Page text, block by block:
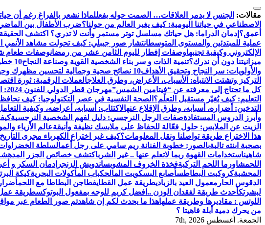
مقالات: الجنس لا يدمر العلاقات… الصمت حوله يفعللماذا نشعر بالفراغ رغم أن
الاصطناعي في حياتنا اليومية: كيف يغير العالم من حولنا؟ضرب الأطفال بين الماضي
أعمق؟ إدمان الدراما: هل حياتك مسلسل توتر مستمر وأنت لا تدري؟ اكتشف الحقيقة
عملية للمبتدئين والمستوى المتوسطانتشار صور جيبلي: كيف تحولت مشاهد الأنمي
الإلكتروني وكيفية تجنبهاوصفات إفطار لليوم الثامن عشر من رمضانوصفات طعام
ميزانيتنا دون أن ندرك؟تنمية الذات و سر بناء الشخصية القوية وصناعة النجاح10 خطوات فعّالة لتنمية الذات وتحقيق النجاح الشخصي
والأولويات: سر النجاح وتحقيق الأهداف10 نصائح صحية وجمالية لتحسين مظهرك وحيويتك
التركيز وتشتت الانتباه: الأسباب، الأعراض، وطرق العلاجالعملات الرقمية: ثورة
كل ما تحتاج إلى معرفته عن “فيتامين الشمس”مهرجان قطر الدولي للفنون 2024: احتفال عالمي بالإبداع والثقافة
التعليم: كيف يُغيّر مستقبل التعلّم؟ الصحة النفسية في عصر التكنولوجيا: كيف
التدخين: أضراره، أسبابه، وطرق الإقلاع عنهالاكتئاب: أسبابه، أعراضه، وكيفية
وأبرز الدروس المستفادةصفات الرجل النرجسي: دليل لفهم الشخصية النرجسية
الزيت عن الملابس: حلول فعّالة للحفاظ على ملابسك نظيفة وأنيقةعالم الأزياء
هذا الاختراع طريقة تواصلنا ونقل المعلومات؟كيف غير اختراع الكهرباء مجرى
بصحبة ابنته تاليةبالصور: خطوبة الفنانة ريم سامي على رجل أعمالسلطة
شاهيناستخدامات القهوة ربما لاتعلم عنها .. غير الشرباكتشف خصائص الجزر
اللحمشاورما اللحم التركيةفخذة الخروف المشويساندويش الزنجر إدمان السكر و
المحشيةكروكيت البطاطسأصابع البسكويت المالحكباب المأكولات البحريةكيكة
الدقوس الحار معمول العيد بالزباديطريقة عمل القطايفطاجن البطاطا مع اللحم
لبشرتكأحدث طريقة لفقدان الوزن .. افضل كريم للوجه بمفعول البوتوكسطريقة عمل
اللوتس : مقاديرها وطريقة عملهاهذا ما يحدث لكم إن شاهدتم صور الطعام عبر
من يحرك دمية أبلة فاهيتا ؟
الجمعة. أغسطس 7th, 2026